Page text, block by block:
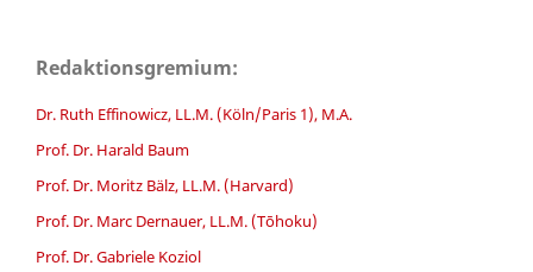
Redaktionsgremium:
Dr. Ruth Effinowicz, LL.M. (Köln/Paris 1), M.A.
Prof. Dr. Harald Baum
Prof. Dr. Moritz Bälz, LL.M. (Harvard)
Prof. Dr. Marc Dernauer, LL.M. (Tōhoku)
Prof. Dr. Gabriele Koziol